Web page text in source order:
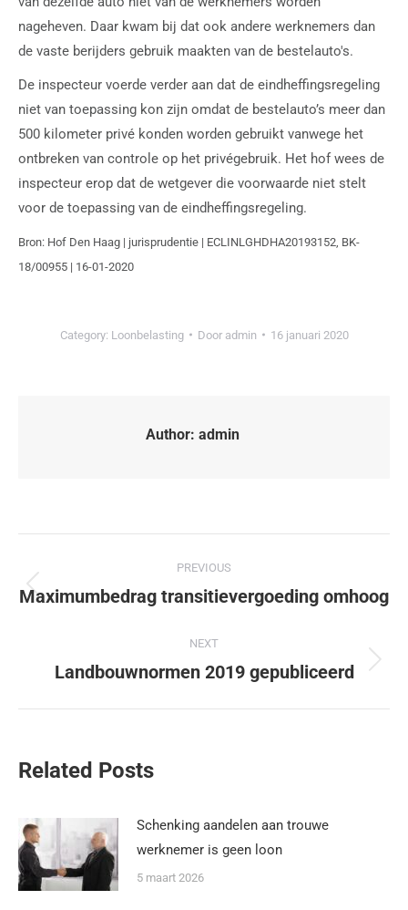
nageheven. Daar kwam bij dat ook andere werknemers dan
de vaste berijders gebruik maakten van de bestelauto's.
De inspecteur voerde verder aan dat de eindheffingsregeling
niet van toepassing kon zijn omdat de bestelauto’s meer dan
500 kilometer privé konden worden gebruikt vanwege het
ontbreken van controle op het privégebruik. Het hof wees de
inspecteur erop dat de wetgever die voorwaarde niet stelt
voor de toepassing van de eindheffingsregeling.
Bron: Hof Den Haag | jurisprudentie | ECLINLGHDHA20193152, BK-
18/00955 | 16-01-2020
Category: Loonbelasting Door admin 16 januari 2020
Author: admin
PREVIOUS
Maximumbedrag transitievergoeding omhoog
NEXT
Landbouwnormen 2019 gepubliceerd
Related Posts
Schenking aandelen aan trouwe
werknemer is geen loon
5 maart 2026